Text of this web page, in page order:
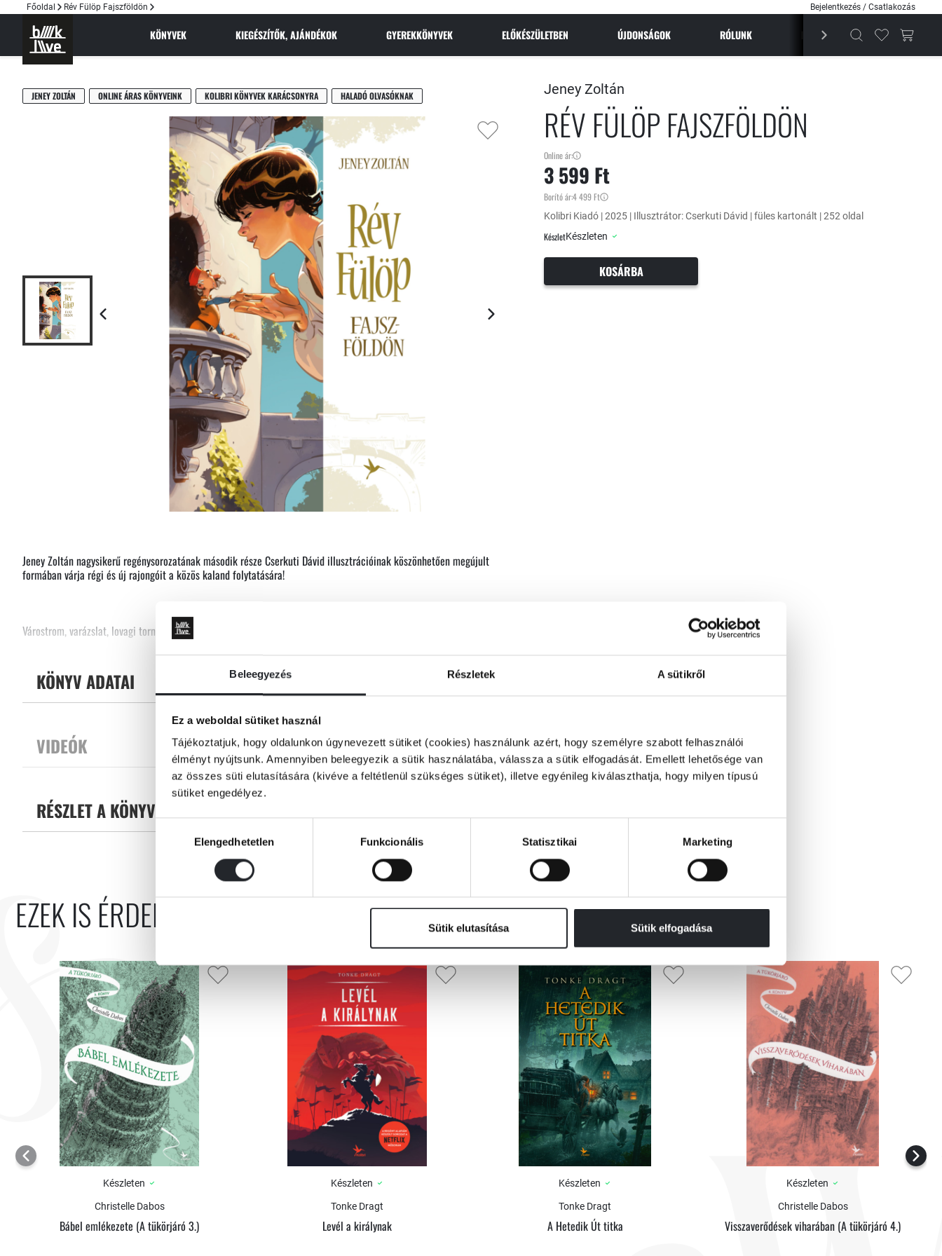
Beleegyezés Részletek A sütikről
Ez a weboldal sütiket használ
Tájékoztatjuk, hogy oldalunkon úgynevezett sütiket (cookies) használunk azért, hogy személyre szabott felhasználói
élményt nyújtsunk. Amennyiben beleegyezik a sütik használatába, válassza a sütik elfogadását. Emellett lehetősége van
az összes süti elutasítására (kivéve a feltétlenül szükséges sütiket), illetve egyénileg kiválaszthatja, hogy milyen típusú
sütiket engedélyez.
kiválasztásaElengedhetetlen Funkcionális Statisztikai Marketing
Sütik elutasítása Sütik elfogadása
Főoldal Rév Fülöp Fajszföldön Bejelentkezés / Csatlakozás
KÖNYVEK KIEGÉSZÍTŐK, AJÁNDÉKOK GYEREKKÖNYVEK ELŐKÉSZÜLETBEN ÚJDONSÁGOK RÓLUNK BESTSELLEREK MAGAZIN
JENEY ZOLTÁN ONLINE ÁRAS KÖNYVEINK KOLIBRI KÖNYVEK KARÁCSONYRA HALADÓ OLVASÓKNAK
Jeney Zoltán nagysikerű regénysorozatának második része Cserkuti Dávid illusztrációinak köszönhetően megújult
formában várja régi és új rajongóit a közös kaland folytatására!
Várostrom, varázslat, lovagi torna. Mindez Balatónia szomszédságában, a Fajszok
földjén, ahol az udvaronccá cseperedett Rév Fülöp újra fontos szerepet kap, és azt
is megtudja, mi a teendő, ha jönnek a siófok. De hova lehetett Fajszföld uralkodója, Hatodik (Torkos) Hollád király,
aki szőrén-szálán eltűnt?
Tovább
KÖNYV ADATAI
VIDEÓK
RÉSZLET A KÖNYVBŐL
Jeney Zoltán
RÉV FÜLÖP FAJSZFÖLDÖN
Online ár:
3 599 Ft
Borító ár:4 499 Ft
Kolibri Kiadó | 2025 | Illusztrátor: Cserkuti Dávid | füles kartonált | 252 oldal
KészletKészleten
KOSÁRBA
EZEK IS ÉRDEKELHETNEK
Készleten
Christelle Dabos
Bábel emlékezete (A tükörjáró 3.)
Készleten
Tonke Dragt
Levél a királynak
Készleten
Tonke Dragt
A Hetedik Út titka
Készleten
Christelle Dabos
Visszaverődések viharában (A tükörjáró 4.)